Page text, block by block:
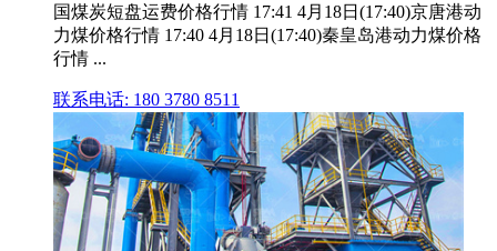
国煤炭短盘运费价格行情 17:41 4月18日(17:40)京唐港动
力煤价格行情 17:40 4月18日(17:40)秦皇岛港动力煤价格
行情 ...
联系电话: 180 3780 8511